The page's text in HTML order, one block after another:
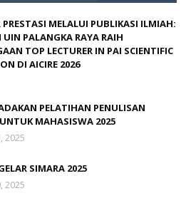
PRESTASI MELALUI PUBLIKASI ILMIAH:
UIN PALANGKA RAYA RAIH
TOP LECTURER IN PAI SCIENTIFIC
DI AICIRE 2026
PELATIHAN PENULISAN
MAHASISWA 2025
2025
SIMARA 2025
2025